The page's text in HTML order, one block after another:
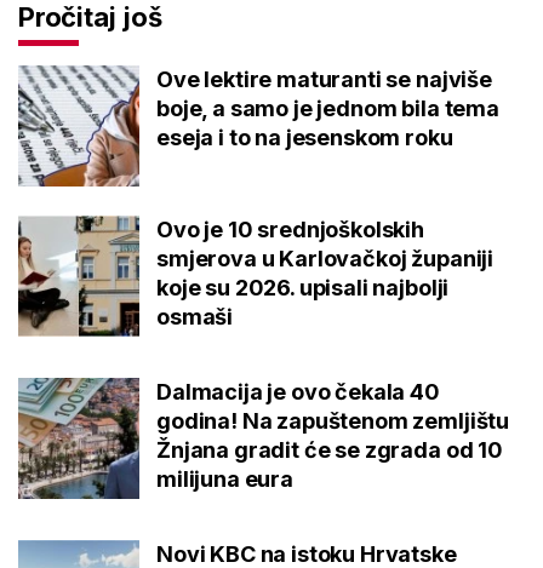
Pročitaj još
Ove lektire maturanti se najviše
boje, a samo je jednom bila tema
eseja i to na jesenskom roku
Ovo je 10 srednjoškolskih
smjerova u Karlovačkoj županiji
koje su 2026. upisali najbolji
osmaši
Dalmacija je ovo čekala 40
godina! Na zapuštenom zemljištu
Žnjana gradit će se zgrada od 10
milijuna eura
Novi KBC na istoku Hrvatske